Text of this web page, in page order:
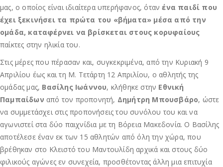
μας, ο οποίος είναι ιδιαίτερα υπερήφανος, ότανένα παιδί που
έχει ξεκινήσει τα πρώτα του «βήματα» μέσα από την
ομάδα, καταφέρνει να βρίσκεται στους κορυφαίους
παίκτες στην ηλικία του.
Στις μέρες που πέρασαν και, συγκεκριμένα, από την Κυριακή 9
Απριλίου έως και τη Μ. Τετάρτη 12 Απριλίου, ο αθλητής της
ομάδας μας, Βασίλης Ιωάννου, κλήθηκε στην Εθνική
Παμπαίδων από τον προπονητή, Δημήτρη Μπουσβάρο, ώστε
να συμμετάσχει στις προπονήσεις του συνόλου του και να
αγωνιστεί στα δύο παιχνίδια με τη Βόρεια Μακεδονία. Ο Βασίλης
αποτέλεσε έναν εκ των 15 αθλητών από όλη την χώρα, που
βρέθηκαν στο Κλειστό του Μαντουλίδη αρχικά και στους δύο
φιλικούς αγώνες εν συνεχεία, προσθέτοντας άλλη μια επιτυχία